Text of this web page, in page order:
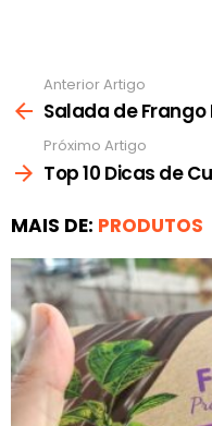
mais
Anterior Artigo
Salada de Frango
Próximo Artigo
Top 10 Dicas de
MAIS DE: PRODUTOS